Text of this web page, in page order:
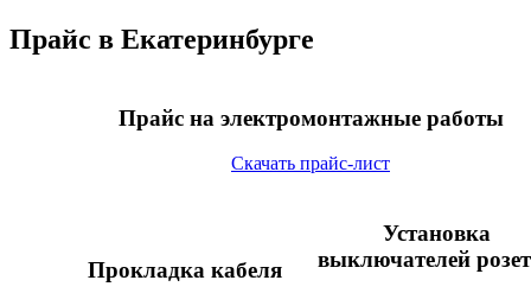
Прайс в Екатеринбурге
Прайс на электромонтажные работы
Скачать прайс-лист
Прокладка кабеля
Установка
выключателей